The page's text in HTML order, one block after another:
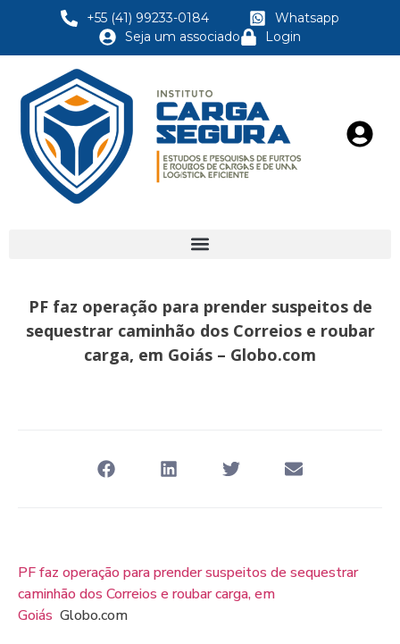
+55 (41) 99233-0184
Whatsapp
Seja um associado
Login
PF faz operação para prender suspeitos de
sequestrar caminhão dos Correios e roubar
carga, em Goiás – Globo.com
PF faz operação para prender suspeitos de sequestrar
caminhão dos Correios e roubar carga, em
Goiás Globo.com